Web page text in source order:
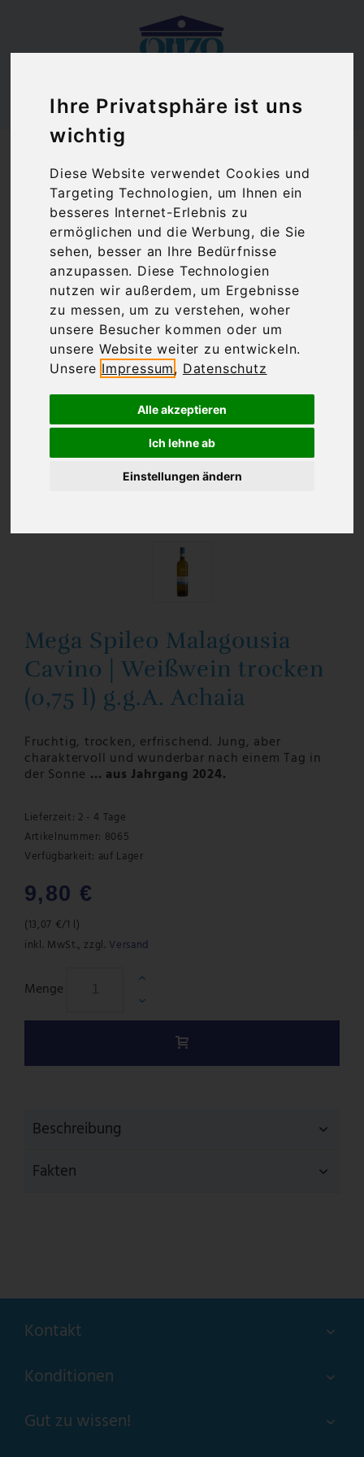
Ihre Privatsphäre ist uns
wichtig
Diese Website verwendet Cookies und
Targeting Technologien, um Ihnen ein
besseres Internet-Erlebnis zu
ermöglichen und die Werbung, die Sie
sehen, besser an Ihre Bedürfnisse
anzupassen. Diese Technologien
nutzen wir außerdem, um Ergebnisse
zu messen, um zu verstehen, woher
unsere Besucher kommen oder um
unsere Website weiter zu entwickeln.
Unsere Impressum, Datenschutz
Alle akzeptieren
Ich lehne ab
Einstellungen ändern
Ouzoland.de
trocken (0,75 l) g.g.A. Achaia
Mega Spileo Malagousia
Cavino | Weißwein trocken
(0,75 l) g.g.A. Achaia
Fruchtig, trocken, erfrischend. Jung, aber
charaktervoll und wunderbar nach einem Tag in
der Sonne ... aus Jahrgang 2024.
Lieferzeit: 2 - 4 Tage
Artikelnummer: 8065
Verfügbarkeit: auf Lager
9,80 €
(13,07 €/1 l)
inkl. MwSt., zzgl. Versand
Menge
Beschreibung
Fakten
Kontakt
Konditionen
Gut zu wissen!